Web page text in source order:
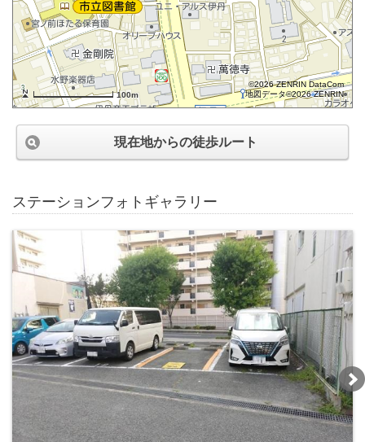
100m
©2026 ZENRIN DataCom
地図データ©2026 ZENRIN
現在地からの徒歩ルート
ステーションフォトギャラリー